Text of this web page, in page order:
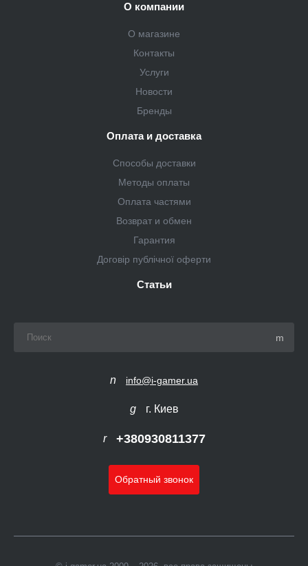
О компании
О магазине
Контакты
Услуги
Новости
Бренды
Оплата и доставка
Способы доставки
Методы оплаты
Оплата частями
Возврат и обмен
Гарантия
Договір публічної оферти
Статьи
info@i-gamer.ua
г. Киев
+380930811377
Обратный звонок